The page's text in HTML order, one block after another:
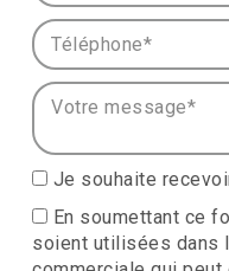
Téléphone* :
Votre message* :
Je souhaite
En soumettant ce
soient utilisées dans